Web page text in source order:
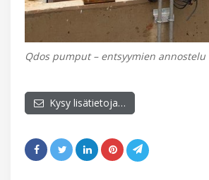
Qdos pumput – entsyymien annostelu
Kysy lisätietoja…